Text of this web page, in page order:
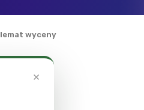
wyceny
×